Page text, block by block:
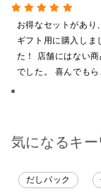
贅沢ごはんギフト【送
料/沖縄県送料別途】【
粧箱包装付/オンライン
定】
お得なセットがあり、
ギフト用に購入しま
た！ 店舗にはない商
でした。 喜んでもら
気になるキ
だしパック